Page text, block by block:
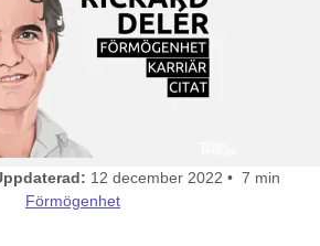
12 december 2022 • 7 min
Förmögenhet